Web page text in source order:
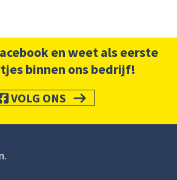
en weet als eerste
binnen ons bedrijf!
VOLG ONS